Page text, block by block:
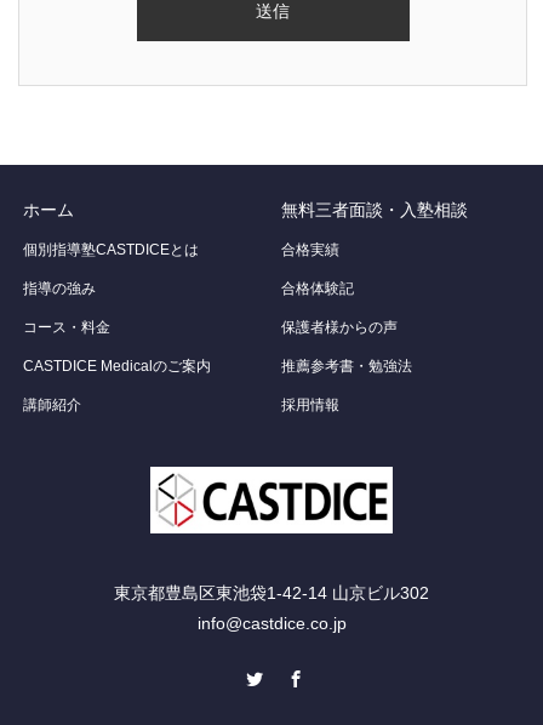
ホーム
個別指導塾CASTDICEとは
指導の強み
コース・料金
CASTDICE Medicalのご案内
講師紹介
無料三者面談・入塾相談
合格実績
合格体験記
保護者様からの声
推薦参考書・勉強法
採用情報
東京都豊島区東池袋1-42-14 山京ビル302
info@castdice.co.jp